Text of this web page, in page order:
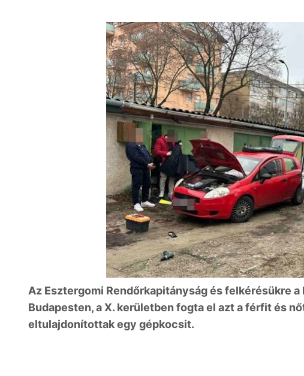
Az Esztergomi Rendőrkapitányság és felkérésükre
Budapesten, a X. kerületben fogta el azt a férfit és
eltulajdonítottak egy gépkocsit.